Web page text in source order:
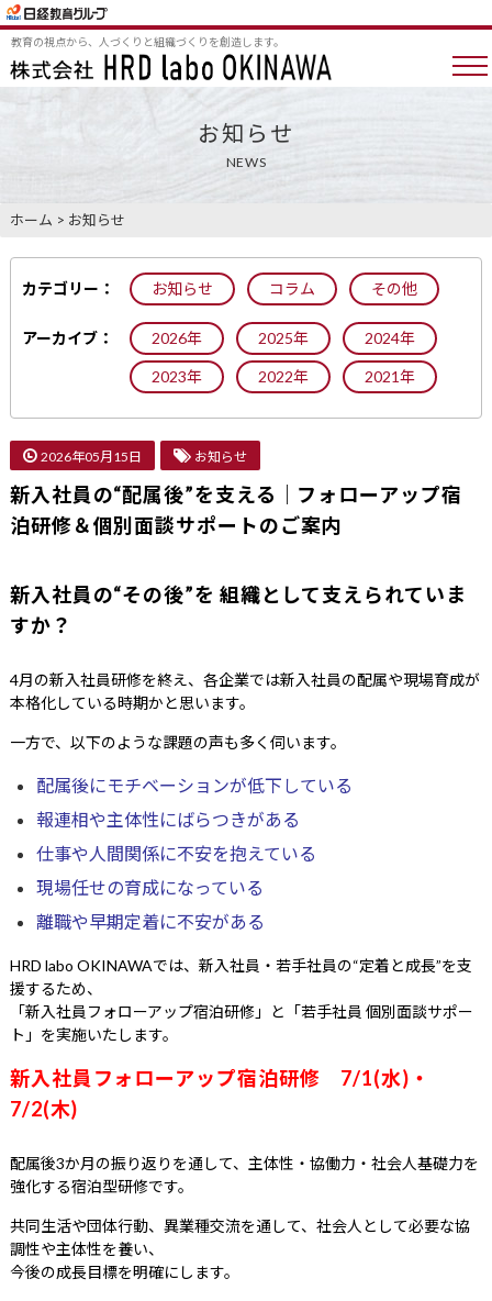
教育の視点から、人づくりと組織づくりを創造します。
お知らせ
NEWS
ホーム > お知らせ
カテゴリー： お知らせ コラム その他
アーカイブ： 2026年 2025年 2024年
2023年 2022年 2021年
2026年05月15日 お知らせ
新入社員の“配属後”を支える｜フォローアップ宿
泊研修＆個別面談サポートのご案内
新入社員の“その後”を 組織として支えられていま
すか？
4月の新入社員研修を終え、各企業では新入社員の配属や現場育成が
本格化している時期かと思います。
一方で、以下のような課題の声も多く伺います。
配属後にモチベーションが低下している
報連相や主体性にばらつきがある
仕事や人間関係に不安を抱えている
現場任せの育成になっている
離職や早期定着に不安がある
HRD labo OKINAWAでは、新入社員・若手社員の“定着と成長”を支
援するため、
「新入社員フォローアップ宿泊研修」と「若手社員 個別面談サポー
ト」を実施いたします。
新入社員フォローアップ宿泊研修 7/1(水)・
7/2(木)
配属後3か月の振り返りを通して、主体性・協働力・社会人基礎力を
強化する宿泊型研修です。
共同生活や団体行動、異業種交流を通して、社会人として必要な協
調性や主体性を養い、
今後の成長目標を明確にします。